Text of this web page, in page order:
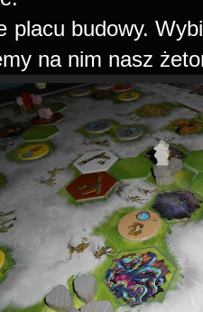
placu budowy.
na nim nasz